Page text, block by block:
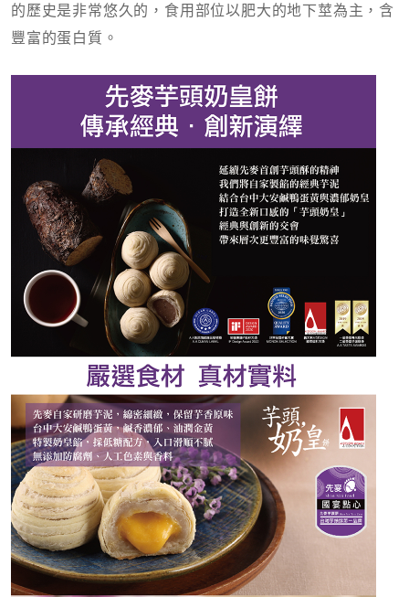
的歷史是非常悠久的，食用部位以肥大的地下莖為主，含
豐富的蛋白質。